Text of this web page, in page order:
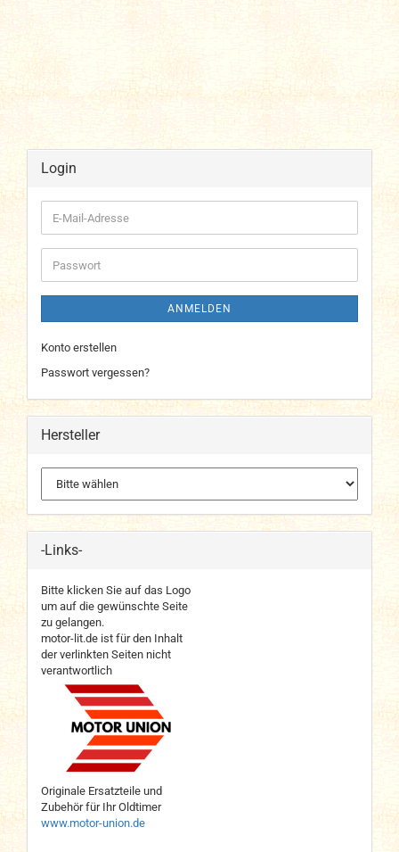
Login
E-
Mail-
Adresse
Passwort
ANMELDEN
Konto erstellen
Passwort vergessen?
Hersteller
-Links-
Bitte klicken Sie auf das Logo
um auf die gewünschte Seite
zu gelangen.
motor-lit.de ist für den Inhalt
der verlinkten Seiten nicht
verantwortlich
Originale Ersatzteile und
Zubehör für Ihr Oldtimer
www.motor-union.de